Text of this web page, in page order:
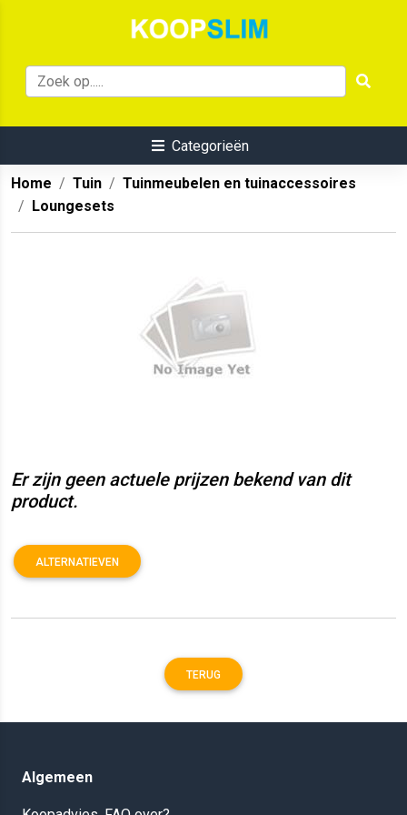
Categorieën
Home Tuin
Tuinmeubelen en tuinaccessoires
Loungesets
Er zijn geen actuele prijzen bekend van dit
product.
ALTERNATIEVEN
TERUG
Algemeen